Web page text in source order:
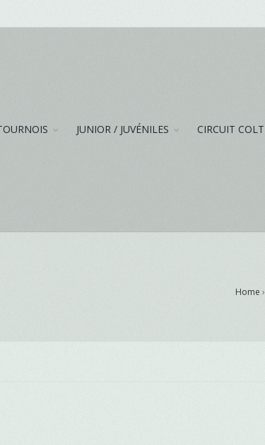
JUNIOR / JUVÉNILES CIRCUIT COLT
Home ›